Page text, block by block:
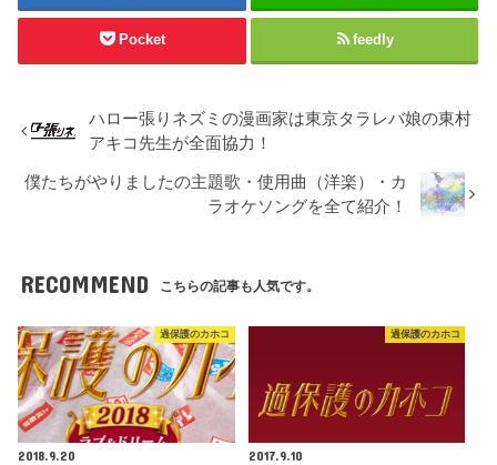
Pocket feedly
ハロー張りネズミの漫画家は東京タラレバ娘の東村
アキコ先生が全面協力！
僕たちがやりましたの主題歌・使用曲（洋楽）・カ
ラオケソングを全て紹介！
RECOMMEND こちらの記事も人気です。
過保護のカホコ
2018.9.20
過保護のカホコ
2017.9.10